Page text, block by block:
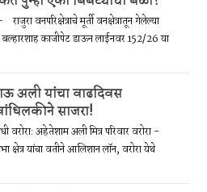
राजुरा वनपरिक्षेत्राचे मूर्ती वनक्षेत्रातून गेलेल्या
काजीपेट डाऊन लाईनवर 152/26 या
अली यांचा वाढदिवस
साजरा!
वरोरा: अहेतेशाम अली मित्र परिवार वरोरा -
क्षेत्र यांचा वतीने आलिशान लॉन, वरोरा येथे